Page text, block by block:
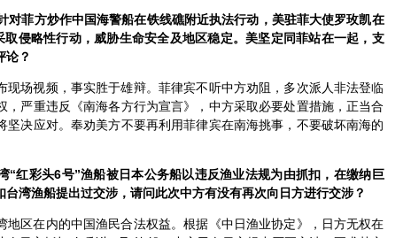
对菲方炒作中国海警船在铁线礁附近执法行动，美驻菲大使罗玫凯在
侵略性行动，威胁生命安全及地区稳定。美坚定同菲站在一起，支
论？
现场视频，事实胜于雄辩。菲律宾不听中方劝阻，多次派人非法登临
，严重违反《南海各方行为宣言》，中方采取必要处置措施，正当合
坚决应对。奉劝美方不要再利用菲律宾在南海挑事，不要破坏南海的
“红彩头6号”渔船被日本公务船以违反渔业法规为由抓扣，在缴纳巨
湾渔船提出过交涉，请问此次中方有没有再次向日方进行交涉？
地区在内的中国渔民合法权益。根据《中日渔业协定》，日方无权在